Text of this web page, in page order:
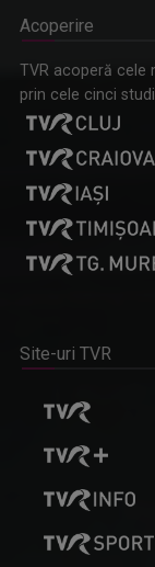
Acoperire
TVR acoperă cele
prin cele cinci
Site-uri TVR